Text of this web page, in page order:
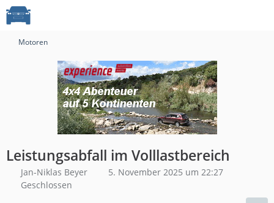
Motoren
Leistungsabfall im Volllastbereich
Jan-Niklas Beyer
5. November 2025 um 22:27
Geschlossen